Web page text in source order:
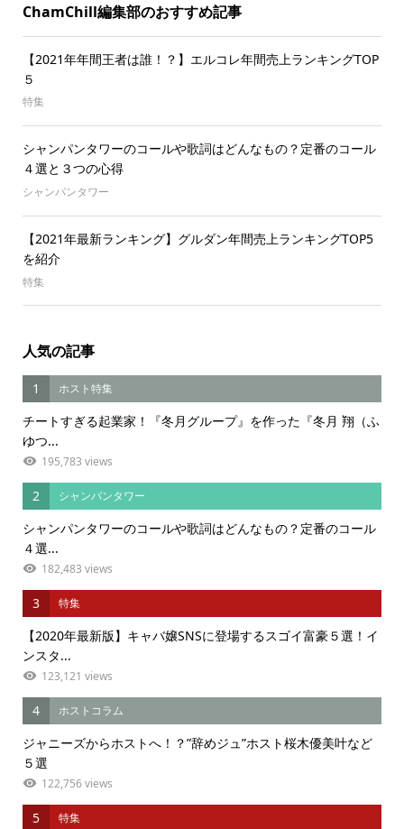
ChamChill編集部のおすすめ記事
【2021年年間王者は誰！？】エルコレ年間売上ランキングTOP
５
特集
シャンパンタワーのコールや歌詞はどんなもの？定番のコール
４選と３つの心得
シャンパンタワー
【2021年最新ランキング】グルダン年間売上ランキングTOP5
を紹介
特集
人気の記事
1 ホスト特集
チートすぎる起業家！『冬月グループ』を作った『冬月 翔（ふ
ゆつ...
195,783 views
2 シャンパンタワー
シャンパンタワーのコールや歌詞はどんなもの？定番のコール
４選...
182,483 views
3 特集
【2020年最新版】キャバ嬢SNSに登場するスゴイ富豪５選！イ
ンスタ...
123,121 views
4 ホストコラム
ジャニーズからホストへ！？”辞めジュ”ホスト桜木優美叶など
５選
122,756 views
5 特集